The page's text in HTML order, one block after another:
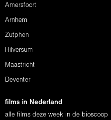
Amersfoort
Arnhem
Zutphen
Hilversum
Maastricht
Deventer
films in Nederland
alle films deze week in de bioscoop